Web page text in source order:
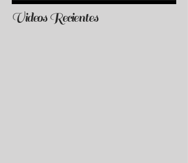
Videos Recientes